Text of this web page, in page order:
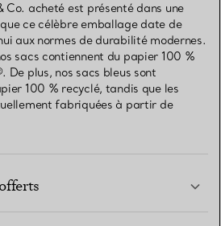
acheté est présenté dans une
ce célèbre emballage date de
aux normes de durabilité modernes.
sacs contiennent du papier 100 %
plus, nos sacs bleus sont
100 % recyclé, tandis que les
fabriquées à partir de